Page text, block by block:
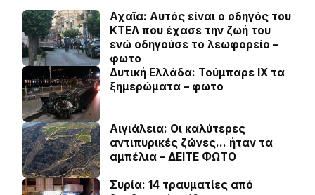
Αχαϊα: Αυτός είναι ο οδηγός του
ΚΤΕΛ που έχασε την ζωή του
ενώ οδηγούσε το λεωφορείο –
φωτο
Δυτική Ελλάδα: Τούμπαρε ΙΧ τα
ξημερώματα – φωτο
Αιγιάλεια: Οι καλύτερες
αντιπυρικές ζώνες… ήταν τα
αμπέλια – ΔΕΙΤΕ ΦΩΤΟ
Συρία: 14 τραυματίες από